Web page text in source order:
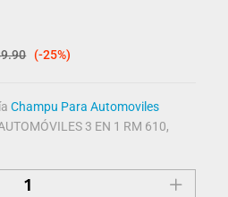
(-25%)
Champu Para Automoviles
3 EN 1 RM 610,